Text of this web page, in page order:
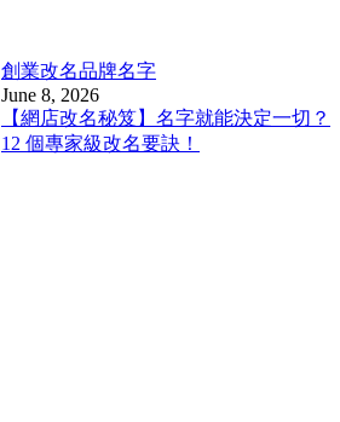
創業改名品牌名字
June 8, 2026
【網店改名秘笈】名字就能決定一切？
12 個專家級改名要訣！